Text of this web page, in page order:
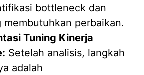
bottleneck dan
membutuhkan perbaikan.
Tuning Kinerja
Setelah analisis, langkah
adalah